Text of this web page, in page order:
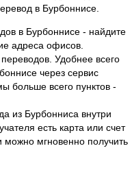
в Бурбоннисе.
в Бурбоннисе - найдите
адреса офисов.
Удобнее всего
через сервис
больше всего пунктов -
из Бурбонниса внутри
есть карта или счет
можно мгновенно получить